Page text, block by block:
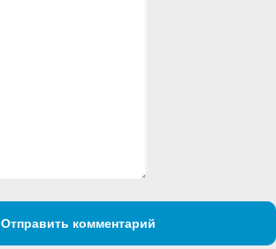
Отправить комментарий